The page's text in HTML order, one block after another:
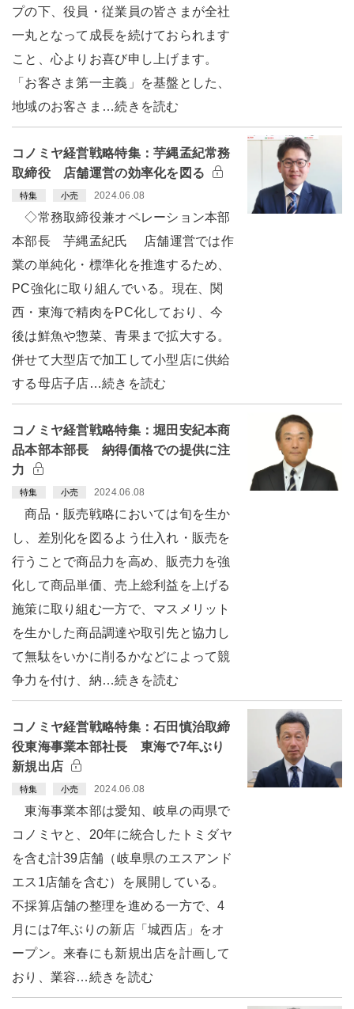
プの下、役員・従業員の皆さまが全社
一丸となって成長を続けておられます
こと、心よりお喜び申し上げます。
「お客さま第一主義」を基盤とした、
地域のお客さま…続きを読む
コノミヤ経営戦略特集：芋縄孟紀常務
取締役 店舗運営の効率化を図る
特集 小売 2024.06.08
◇常務取締役兼オペレーション本部
本部長 芋縄孟紀氏 店舗運営では作
業の単純化・標準化を推進するため、
PC強化に取り組んでいる。現在、関
西・東海で精肉をPC化しており、今
後は鮮魚や惣菜、青果まで拡大する。
併せて大型店で加工して小型店に供給
する母店子店…続きを読む
コノミヤ経営戦略特集：堀田安紀本商
品本部本部長 納得価格での提供に注
力
特集 小売 2024.06.08
商品・販売戦略においては旬を生か
し、差別化を図るよう仕入れ・販売を
行うことで商品力を高め、販売力を強
化して商品単価、売上総利益を上げる
施策に取り組む一方で、マスメリット
を生かした商品調達や取引先と協力し
て無駄をいかに削るかなどによって競
争力を付け、納…続きを読む
コノミヤ経営戦略特集：石田慎治取締
役東海事業本部社長 東海で7年ぶり
新規出店
特集 小売 2024.06.08
東海事業本部は愛知、岐阜の両県で
コノミヤと、20年に統合したトミダヤ
を含む計39店舗（岐阜県のエスアンド
エス1店舗を含む）を展開している。
不採算店舗の整理を進める一方で、4
月には7年ぶりの新店「城西店」をオ
ープン。来春にも新規出店を計画して
おり、業容…続きを読む